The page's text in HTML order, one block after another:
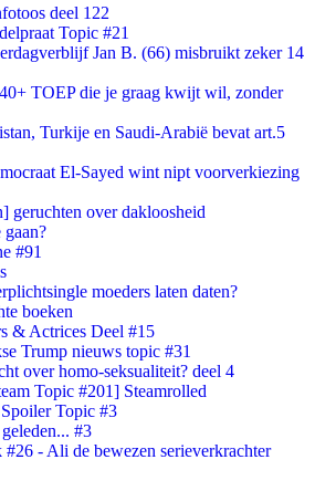
deel 122
Topic #21
Jan B. (66) misbruikt zeker 14
TOEP die je graag kwijt wil, zonder
Turkije en Saudi-Arabië bevat art.5
El-Sayed wint nipt voorverkiezing
geruchten over dakloosheid
#91
moeders laten daten?
boeken
& Actrices Deel #15
Trump nieuws topic #31
over homo-seksualiteit? deel 4
Topic #201] Steamrolled
Topic #3
#3
- Ali de bewezen serieverkrachter